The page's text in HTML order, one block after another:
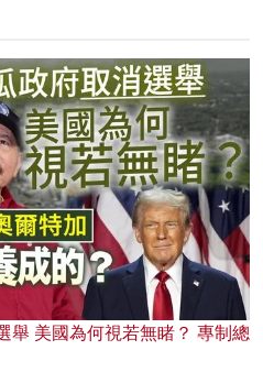
舉 美國為何視若無睹？ 專制總